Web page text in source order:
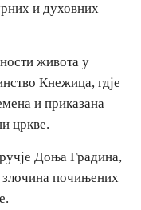
и духовних
живота у
Кнежица, гдје
и приказана
цркве.
Доња Градина,
злочина почињених